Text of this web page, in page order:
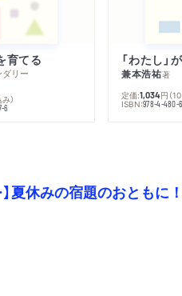
育てる
ダリー
）
6
兼本浩祐著
定価:1,034円 （
ISBN:978-4-480-
夏休みの宿題のおともに！